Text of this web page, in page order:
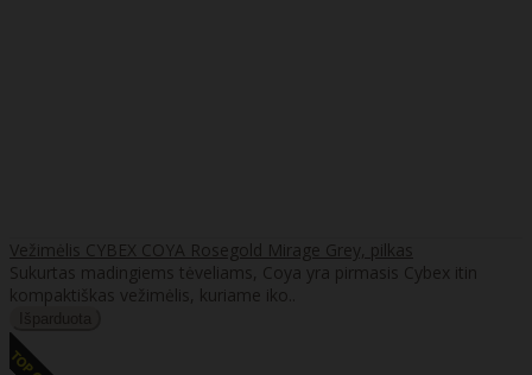
Vežimėlis CYBEX COYA Rosegold Mirage Grey, pilkas
Sukurtas madingiems tėveliams, Coya yra pirmasis Cybex itin
kompaktiškas vežimėlis, kuriame iko..